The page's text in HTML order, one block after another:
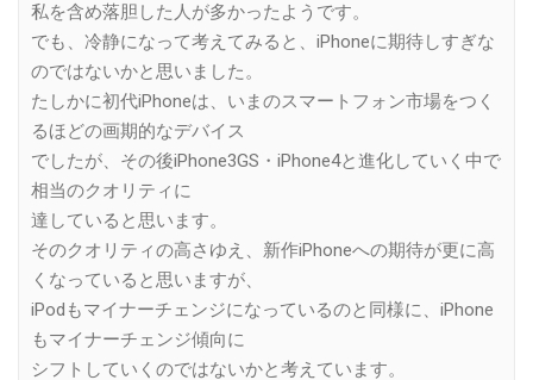
私を含め落胆した人が多かったようです。
でも、冷静になって考えてみると、iPhoneに期待しすぎな
のではないかと思いました。
たしかに初代iPhoneは、いまのスマートフォン市場をつく
るほどの画期的なデバイス
でしたが、その後iPhone3GS・iPhone4と進化していく中で
相当のクオリティに
達していると思います。
そのクオリティの高さゆえ、新作iPhoneへの期待が更に高
くなっていると思いますが、
iPodもマイナーチェンジになっているのと同様に、iPhone
もマイナーチェンジ傾向に
シフトしていくのではないかと考えています。